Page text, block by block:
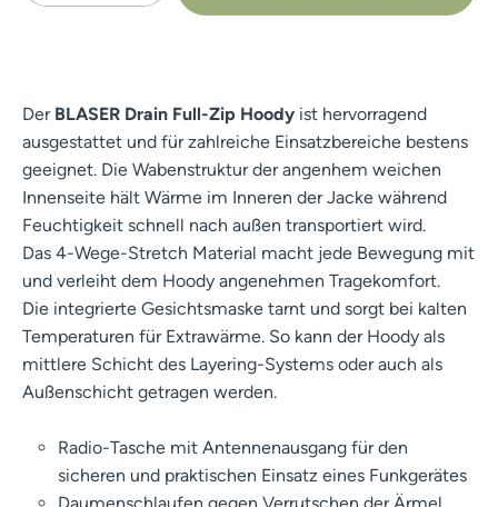
Der BLASER Drain Full-Zip Hoody ist hervorragend
ausgestattet und für zahlreiche Einsatzbereiche bestens
geeignet. Die Wabenstruktur der angenhem weichen
Innenseite hält Wärme im Inneren der Jacke während
Feuchtigkeit schnell nach außen transportiert wird.
Das 4-Wege-Stretch Material macht jede Bewegung mit
und verleiht dem Hoody angenehmen Tragekomfort.
Die integrierte Gesichtsmaske tarnt und sorgt bei kalten
Temperaturen für Extrawärme. So kann der Hoody als
mittlere Schicht des Layering-Systems oder auch als
Außenschicht getragen werden.
Radio-Tasche mit Antennenausgang für den
sicheren und praktischen Einsatz eines Funkgerätes